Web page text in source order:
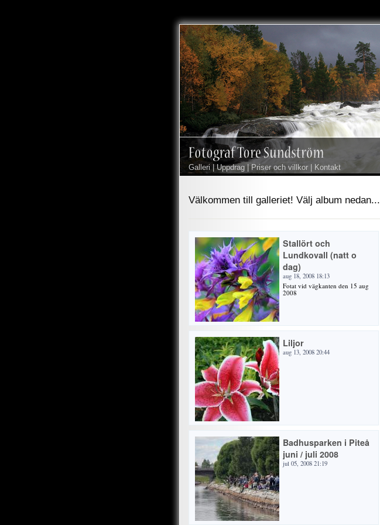
Galleri |Uppdrag |Priser och villkor Kontakt
Välkommen till galleriet! Välj album nedan...
Stallört och
Lundkovall (natt o
dag)
aug 18, 2008 18:13
Fotat vid vägkanten den 15 aug
2008
Liljor
aug 13, 2008 20:44
Badhusparken i Piteå
juni / juli 2008
jul 05, 2008 21:19